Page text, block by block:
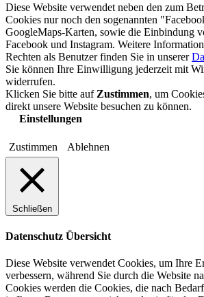
Diese Website verwendet neben den zum
Cookies nur noch den sogenannten
GoogleMaps-Karten, sowie die Einbindung
Facebook und Instagram. Weitere
Rechten als Benutzer finden Sie in unserer
Sie können Ihre Einwilligung jederzeit mit
widerrufen.
Klicken Sie bitte auf Zustimmen, um
direkt unsere Website besuchen zu können.
Einstellungen
Zustimmen Ablehnen
Schließen
Datenschutz Übersicht
Diese Website verwendet Cookies, um Ihre
verbessern, während Sie durch die Website
Cookies werden die Cookies, die nach